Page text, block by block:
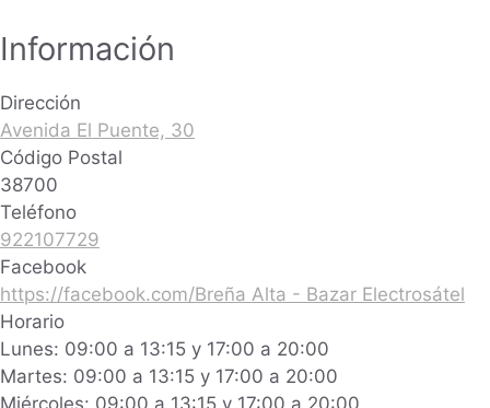
Información
Dirección
Avenida El Puente, 30
Código Postal
38700
Teléfono
922107729
Facebook
https://facebook.com/Breña Alta - Bazar Electrosátel
Horario
Lunes: 09:00 a 13:15 y 17:00 a 20:00
Martes: 09:00 a 13:15 y 17:00 a 20:00
Miércoles: 09:00 a 13:15 y 17:00 a 20:00